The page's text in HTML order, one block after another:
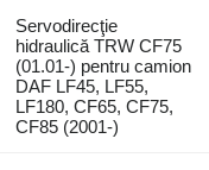
Servodirecţie
hidraulică TRW CF75
(01.01-) pentru camion
DAF LF45, LF55,
LF180, CF65, CF75,
CF85 (2001-)